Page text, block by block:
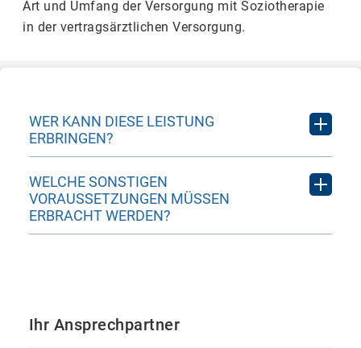
Art und Umfang der Versorgung mit Soziotherapie
in der vertragsärztlichen Versorgung.
WER KANN DIESE LEISTUNG
ERBRINGEN?
Fachärzte für Nervenheilkunde
Fachärzte für Psychiatrie und
Psychotherapie
WELCHE SONSTIGEN
VORAUSSETZUNGEN MÜSSEN
ERBRACHT WERDEN?
Ihr Ansprechpartner